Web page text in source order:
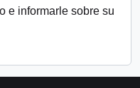
e informarle sobre su